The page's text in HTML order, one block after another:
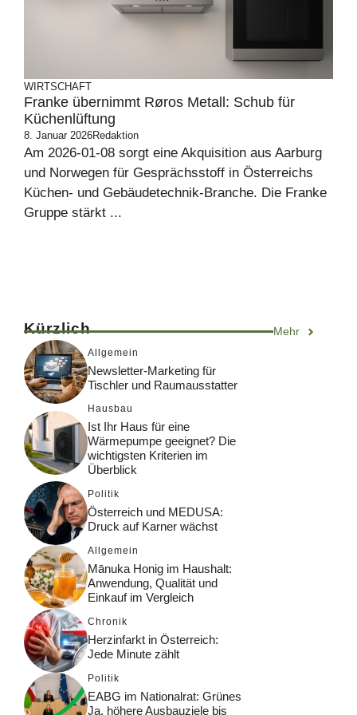
WIRTSCHAFT
Franke übernimmt Røros Metall: Schub für
Küchenlüftung
8. Januar 2026Redaktion
Am 2026-01-08 sorgt eine Akquisition aus Aarburg
und Norwegen für Gesprächsstoff in Österreichs
Küchen- und Gebäudetechnik-Branche. Die Franke
Gruppe stärkt ...
Kürzlich Mehr
Allgemein
Newsletter-Marketing für
Tischler und Raumausstatter
Hausbau
Ist Ihr Haus für eine
Wärmepumpe geeignet? Die
wichtigsten Kriterien im
Überblick
Politik
Österreich und MEDUSA:
Druck auf Karner wächst
Allgemein
Mānuka Honig im Haushalt:
Anwendung, Qualität und
Einkauf im Vergleich
Chronik
Herzinfarkt in Österreich:
Jede Minute zählt
Politik
EABG im Nationalrat: Grünes
Ja, höhere Ausbauziele bis